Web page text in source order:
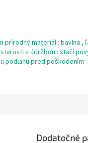
materiál : bavlna ,
s údržbou : stačí
pred poškodením
Dodatočné